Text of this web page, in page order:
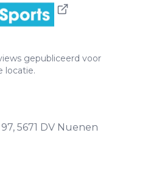
gepubliceerd voor
locatie.
97, 5671 DV Nuenen